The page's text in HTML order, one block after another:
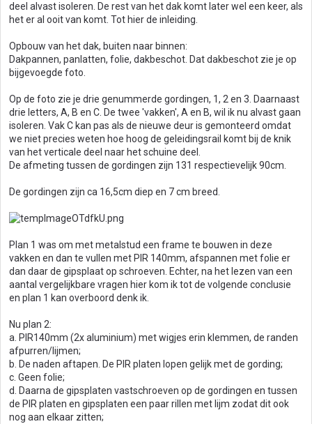
deel alvast isoleren. De rest van het dak komt later wel een keer, als
het er al ooit van komt. Tot hier de inleiding.
Opbouw van het dak, buiten naar binnen:
Dakpannen, panlatten, folie, dakbeschot. Dat dakbeschot zie je op
bijgevoegde foto.
Op de foto zie je drie genummerde gordingen, 1, 2 en 3. Daarnaast
drie letters, A, B en C. De twee 'vakken', A en B, wil ik nu alvast gaan
isoleren. Vak C kan pas als de nieuwe deur is gemonteerd omdat
we niet precies weten hoe hoog de geleidingsrail komt bij de knik
van het verticale deel naar het schuine deel.
De afmeting tussen de gordingen zijn 131 respectievelijk 90cm.
De gordingen zijn ca 16,5cm diep en 7 cm breed.
Plan 1 was om met metalstud een frame te bouwen in deze
vakken en dan te vullen met PIR 140mm, afspannen met folie er
dan daar de gipsplaat op schroeven. Echter, na het lezen van een
aantal vergelijkbare vragen hier kom ik tot de volgende conclusie
en plan 1 kan overboord denk ik.
Nu plan 2:
a. PIR140mm (2x aluminium) met wigjes erin klemmen, de randen
afpurren/lijmen;
b. De naden aftapen. De PIR platen lopen gelijk met de gording;
c. Geen folie;
d. Daarna de gipsplaten vastschroeven op de gordingen en tussen
de PIR platen en gipsplaten een paar rillen met lijm zodat dit ook
nog aan elkaar zitten;